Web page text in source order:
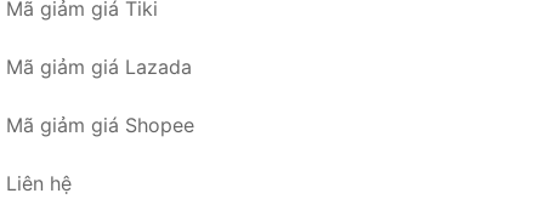
Mã giảm giá Tiki
Mã giảm giá Lazada
Mã giảm giá Shopee
Liên hệ